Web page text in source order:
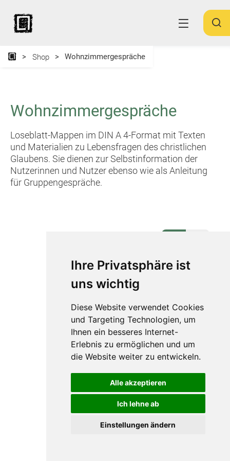
Ihre Privatsphäre ist
uns wichtig
Diese Website verwendet Cookies
und Targeting Technologien, um
Ihnen ein besseres Internet-
Erlebnis zu ermöglichen und um
die Website weiter zu entwickeln.
Alle akzeptieren
Ich lehne ab
Einstellungen ändern
Shop Wohnzimmergespräche
Wohnzimmergespräche
Loseblatt-Mappen im DIN A 4-Format mit Texten
und Materialien zu Lebensfragen des christlichen
Glaubens. Sie dienen zur Selbstinformation der
Nutzerinnen und Nutzer ebenso wie als Anleitung
für Gruppengespräche.
Impressum
Datenschutz
Barrierefreiheit
Widerruf